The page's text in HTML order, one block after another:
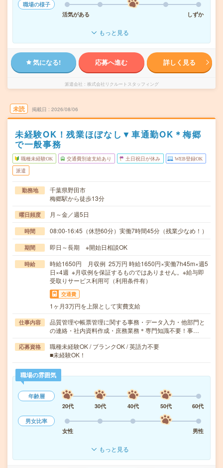
職場の様子
活気がある
しずか
もっと見る
気になる! 応募へ進む 詳しく見る
派遣会社 株式会社リクルートスタッフィング
未読 掲載日 2026/08/06
未経験OK！残業ほぼなし▼車通勤OK＊梅郷
で一般事務
職種未経験OK 交通費別途支給あり 土日祝日が休み WEB登録OK
派遣
勤務地
千葉県野田市
梅郷駅から徒歩13分
曜日頻度 月～金／週5日
時間 08:00-16:45（休憩60分）実働7時間45分（残業少なめ！）
期間 即日～長期 ※開始日相談OK
時給
時給1650円 月収例 25万円 時給1650円×実働7h45m×週5
日×4週 ※月収例を保証するものではありません。※給与即
受取りサービス利用可（利用条件有）
交通費
1ヶ月3万円を上限として実費支給
仕事内容
品質管理や帳票管理に関する事務・データ入力・他部門と
の連絡・社内資料作成・庶務業務＊専門知識不要！事…
応募資格
職種未経験OK / ブランクOK / 英語力不要
■未経験OK！
職場の雰囲気
年齢層
20代
30代 40代 50代
60代
男女比率
女性
男性
もっと見る